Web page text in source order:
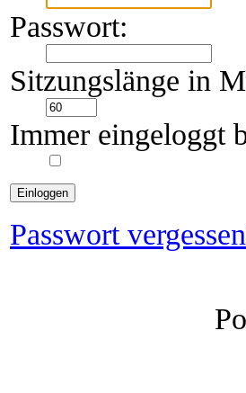
Passwort:
Sitzungslänge in
Immer eingeloggt
Passwort